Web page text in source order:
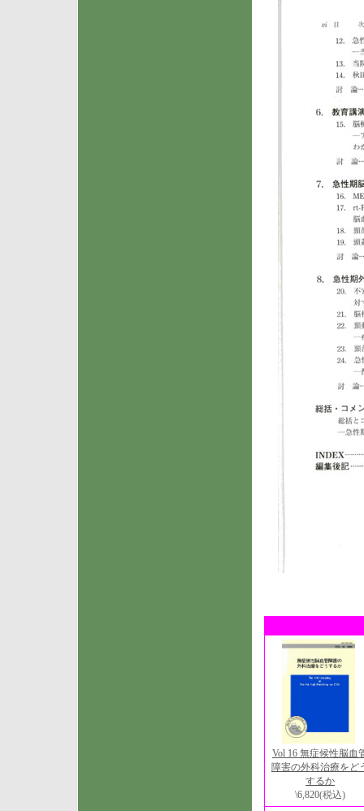
Vol 16 無症候性脳血
障害の外科治療をど
するか
\6,820(税込)